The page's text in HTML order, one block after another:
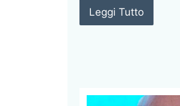
Leggi Tutto